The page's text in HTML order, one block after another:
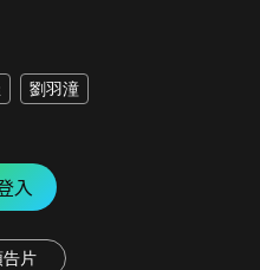
劉羽潼
入
告片